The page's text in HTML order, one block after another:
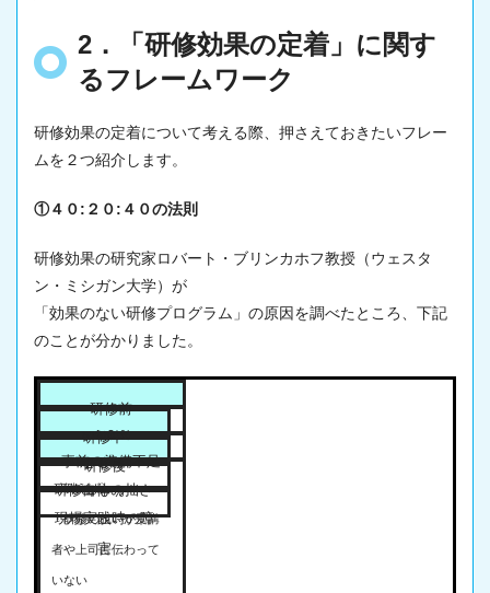
2．「研修効果の定着」に関す
るフレームワーク
研修効果の定着について考える際、押さえておきたいフレー
ムを２つ紹介します。
①４０:２０:４０の法則
研修効果の研究家ロバート・ブリンカホフ教授（ウェスタ
ン・ミシガン大学）が
「効果のない研修プログラム」の原因を調べたところ、下記
のことが分かりました。
研修前
研修中
研修後
４０％
２０％
４０％
事前の準備不足
研修自体の拙さ
現場実践時の障
害
〔例えば〕
・研修の狙いが受講
者や上司に伝わって
いない